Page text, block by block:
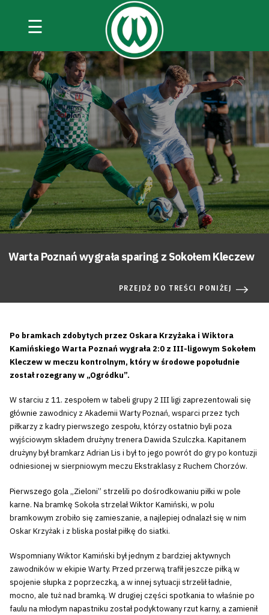
☰
Warta Poznań wygrała sparing z Sokołem Kleczew
PRZEJDŹ DO TREŚCI PONIŻEJ
Po bramkach zdobytych przez Oskara Krzyżaka i Wiktora
Kamińskiego Warta Poznań wygrała 2:0 z III-ligowym Sokołem
Kleczew w meczu kontrolnym, który w środowe popołudnie
został rozegrany w „Ogródku”.
W starciu z 11. zespołem w tabeli grupy 2 III ligi zaprezentowali się
głównie zawodnicy z Akademii Warty Poznań, wsparci przez tych
piłkarzy z kadry pierwszego zespołu, którzy ostatnio byli poza
wyjściowym składem drużyny trenera Dawida Szulczka. Kapitanem
drużyny był bramkarz Adrian Lis i był to jego powrót do gry po kontuzji
odniesionej w sierpniowym meczu Ekstraklasy z Ruchem Chorzów.
Pierwszego gola „Zieloni” strzelili po dośrodkowaniu piłki w pole
karne. Na bramkę Sokoła strzelał Wiktor Kamiński, w polu
bramkowym zrobiło się zamieszanie, a najlepiej odnalazł się w nim
Oskar Krzyżak i z bliska posłał piłkę do siatki.
Wspomniany Wiktor Kamiński był jednym z bardziej aktywnych
zawodników w ekipie Warty. Przed przerwą trafił jeszcze piłką w
spojenie słupka z poprzeczką, a w innej sytuacji strzelił ładnie,
mocno, ale tuż nad bramką. W drugiej części spotkania to właśnie po
faulu na młodym napastniku został podyktowany rzut karny, a zamienił